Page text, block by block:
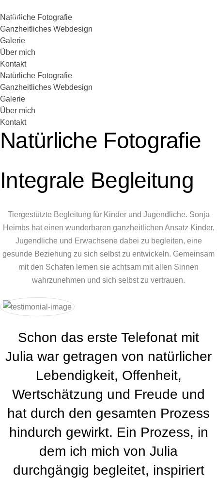
Natürliche Fotografie
Ganzheitliches Webdesign
Galerie
Über mich
Kontakt
Natürliche Fotografie
Ganzheitliches Webdesign
Galerie
Über mich
Kontakt
Natürliche Fotografie
Integrale Begleitung
Tiergestützte Begleitung für Kinder und Jugendliche. Sonja
Heimbs hat einen wunderbaren ganzheitlichen Ansatz Kinder,
Jugendliche und Erwachsene dabei zu begleiten, eine
gesunde Beziehung zu sich selbst zu entwickeln. Gemeinsam
mit den Schafen lernen sie achtsam mit allen Sinnen
wahrzunehmen und sich selbst zu vertrauen.
Schon das erste Telefonat mit
Julia war getragen von natürlicher
Lebendigkeit, Offenheit,
Wertschätzung und Freude und
hat durch den gesamten Prozess
hindurch gewirkt. Ein Prozess, in
dem ich mich von Julia
durchgängig begleitet, inspiriert